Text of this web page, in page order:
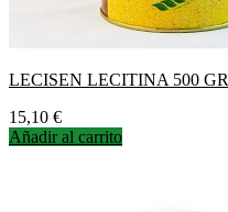
LECISEN LECITINA 500 GR
Precio
15,10 €
Añadir al carrito